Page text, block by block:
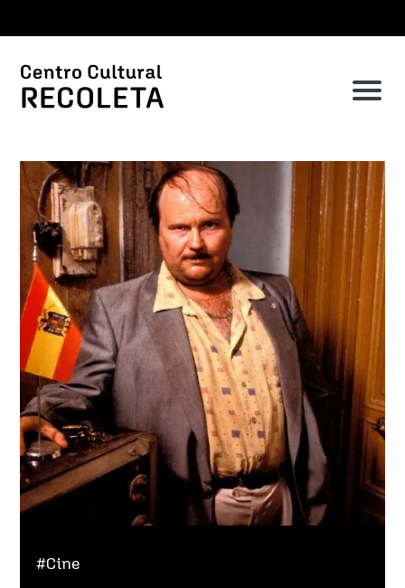
#Cine